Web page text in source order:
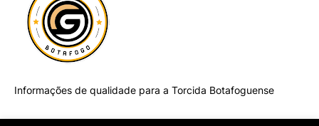
Informações de qualidade para a Torcida Botafoguense